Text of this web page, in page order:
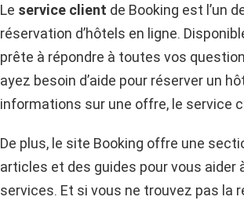
Le service client de Booking est l’un
réservation d’hôtels en ligne.
prête à répondre à toutes vos
ayez besoin d’aide pour réserver un
informations sur une offre, le service
De plus, le site Booking offre une
articles et des guides pour vous
services. Et si vous ne trouvez pas la